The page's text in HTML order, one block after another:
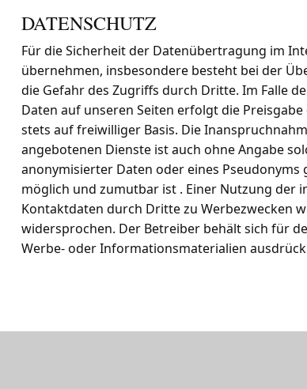
DATENSCHUTZ
Für die Sicherheit der Datenübertragung im
übernehmen, insbesondere besteht bei der
die Gefahr des Zugriffs durch Dritte. Im Falle
Daten auf unseren Seiten erfolgt die
stets auf freiwilliger Basis. Die
angebotenen Dienste ist auch ohne Angabe
anonymisierter Daten oder eines
möglich und zumutbar ist . Einer Nutzung der
Kontaktdaten durch Dritte zu Werbezwecken
widersprochen. Der Betreiber behält sich für
Werbe- oder Informationsmaterialien